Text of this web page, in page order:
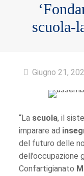
scuola-
Giugno 21,
“La scuola, il
imparare ad
del futuro delle
dell’occupazione
Confartigianato